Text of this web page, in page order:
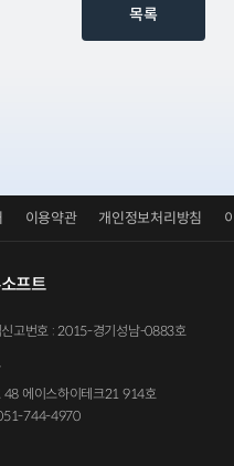
목록
이용약관 개인정보처리방침
프트
고번호 : 2015-경기성남-0883호
에이스하이테크21 914호
744-4970